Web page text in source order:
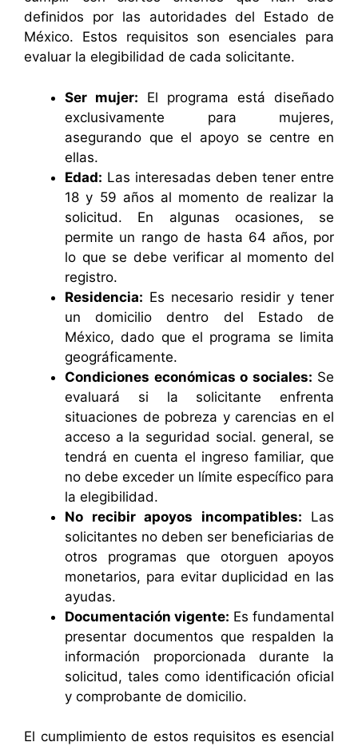
definidos por las autoridades del Estado de
México. Estos requisitos son esenciales para
evaluar la elegibilidad de cada solicitante.
Ser mujer: El programa está diseñado
exclusivamente para mujeres,
asegurando que el apoyo se centre en
ellas.
Edad: Las interesadas deben tener entre
18 y 59 años al momento de realizar la
solicitud. En algunas ocasiones, se
permite un rango de hasta 64 años, por
lo que se debe verificar al momento del
registro.
Residencia: Es necesario residir y tener
un domicilio dentro del Estado de
México, dado que el programa se limita
geográficamente.
Condiciones económicas o sociales: Se
evaluará si la solicitante enfrenta
situaciones de pobreza y carencias en el
acceso a la seguridad social. general, se
tendrá en cuenta el ingreso familiar, que
no debe exceder un límite específico para
la elegibilidad.
No recibir apoyos incompatibles: Las
solicitantes no deben ser beneficiarias de
otros programas que otorguen apoyos
monetarios, para evitar duplicidad en las
ayudas.
Documentación vigente: Es fundamental
presentar documentos que respalden la
información proporcionada durante la
solicitud, tales como identificación oficial
y comprobante de domicilio.
El cumplimiento de estos requisitos es esencial